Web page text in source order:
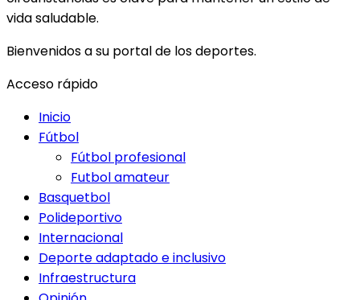
vida saludable.
Bienvenidos a su portal de los deportes.
Acceso rápido
Inicio
Fútbol
Fútbol profesional
Futbol amateur
Basquetbol
Polideportivo
Internacional
Deporte adaptado e inclusivo
Infraestructura